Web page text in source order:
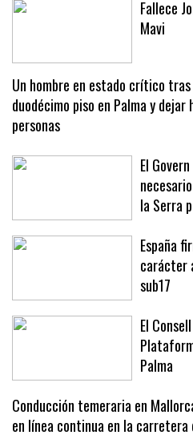
Fallece
Un hombre en estado crítico
duodécimo piso en Palma y dejar
personas
El
la Serra
España
carácter
sub17
El
Palma